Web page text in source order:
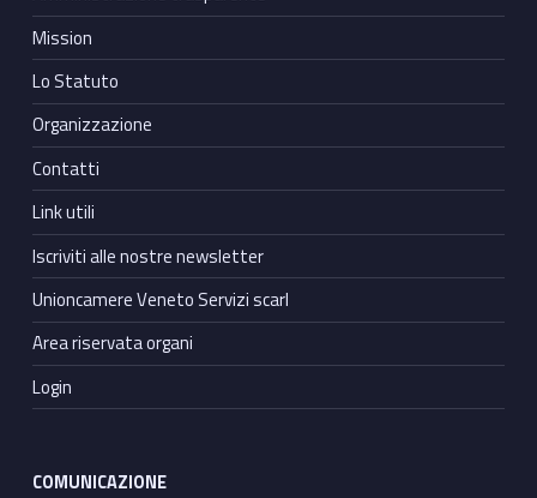
Mission
Lo Statuto
Organizzazione
Contatti
Link utili
Iscriviti alle nostre newsletter
Unioncamere Veneto Servizi scarl
Area riservata organi
Login
COMUNICAZIONE